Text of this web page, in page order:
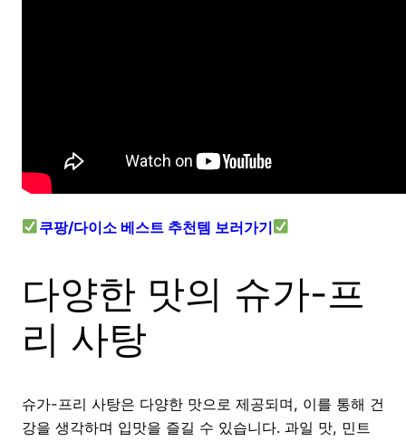
쿠팡/다이소 베스트 추천템 보러가기
다양한 맛의 슈가-프
리 사탕
슈가-프리 사탕은 다양한 맛으로 제공되며, 이를 통해 건
강을 생각하며 입맛을 즐길 수 있습니다. 과일 맛, 민트